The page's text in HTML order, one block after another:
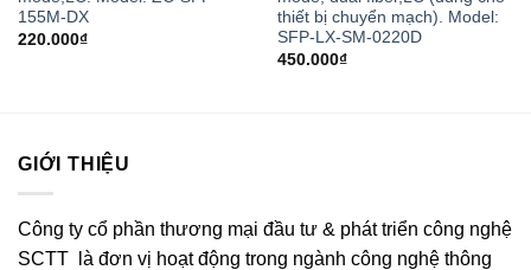
155M-DX
220.000₫
thiết bị chuyển mạch). Model:
SFP-LX-SM-0220D
450.000₫
GIỚI THIỆU
Công ty cổ phần thương mại đầu tư & phát triển công nghệ
SCTT là đơn vị hoạt động trong ngành công nghệ thông